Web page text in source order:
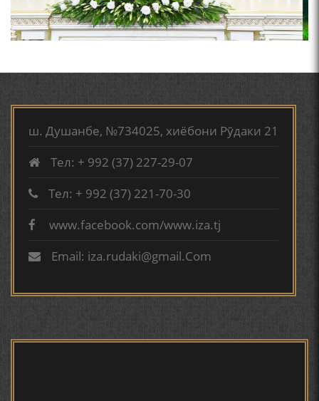
ТАРЧУМАИ ХОЛ/MIRZO
Сайри осорхона - Мирзо
КИРОМИ БУХОРӢ ШОИРИ ИНСОНДӮСТ УСМОНОВА
ГУЛБАҲОР.
ТАҶАССУМИ ҲАСБИ ҲОЛ ДАР ҒАЗАЛИЁТИ КИРОМИ
БУХОРОӢ УСМОНОВА Г.Ф.
БЕРУНӢ ВА НАВРӮЗИ АҶАМ
БЕРУНӢ ВА ЁДКАРДИ ҶАШНИ САДА
ш. Душанбе, №734025, хиёбони Рӯдаки 21
Тел: + 992 (37) 227-29-07
Тел: + 992 (37) 221-70-30
www.facebook.com/www.iza.tj
Email: iza.rudaki@gmail.Com